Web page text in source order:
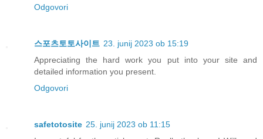
Odgovori
스포츠토토사이트 23. junij 2023 ob 15:19
Appreciating the hard work you put into your site and
detailed information you present.
Odgovori
safetotosite 25. junij 2023 ob 11:15